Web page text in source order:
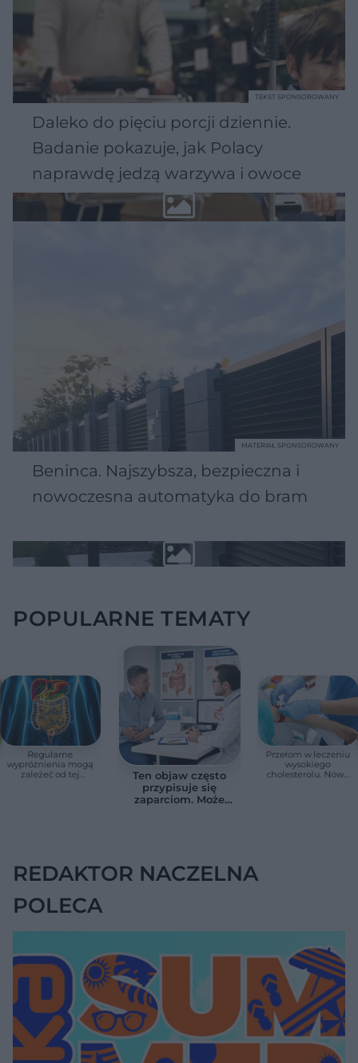
Daleko do pięciu porcji dziennie.
Badanie pokazuje, jak Polacy
naprawdę jedzą warzywa i owoce
TEKST SPONSOROWANY
Beninca. Najszybsza, bezpieczna i
nowoczesna automatyka do bram
MATERIAŁ SPONSOROWANY
POPULARNE TEMATY
Regularne
wypróżnienia mogą
zależeć od tej
Ten objaw często
przypisuje się
zaparciom. Może
Przełom w leczeniu
wysokiego
cholesterolu. Nowa
REDAKTOR NACZELNA
POLECA